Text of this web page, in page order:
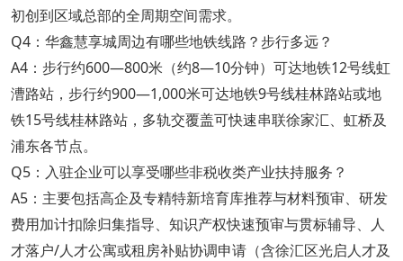
初创到区域总部的全周期空间需求。
Q4：华鑫慧享城周边有哪些地铁线路？步行多远？
A4：步行约600—800米（约8—10分钟）可达地铁12号线虹
漕路站，步行约900—1,000米可达地铁9号线桂林路站或地
铁15号线桂林路站，多轨交覆盖可快速串联徐家汇、虹桥及
浦东各节点。
Q5：入驻企业可以享受哪些非税收类产业扶持服务？
A5：主要包括高企及专精特新培育库推荐与材料预审、研发
费用加计扣除归集指导、知识产权快速预审与贯标辅导、人
才落户/人才公寓或租房补贴协调申请（含徐汇区光启人才及